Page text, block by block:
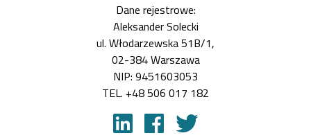
Dane rejestrowe:
Aleksander Solecki
ul. Włodarzewska 51B/1,
02-384 Warszawa
NIP: 9451603053
TEL. +48 506 017 182